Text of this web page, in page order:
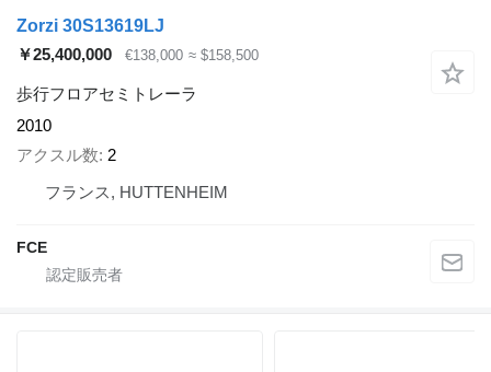
Zorzi 30S13619LJ
￥25,400,000
€138,000 ≈ $158,500
歩行フロアセミトレーラ
2010
アクスル数 2
フランス, HUTTENHEIM
FCE